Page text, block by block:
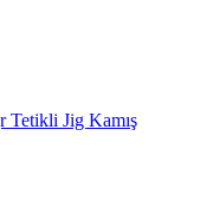
Tetikli Jig Kamış